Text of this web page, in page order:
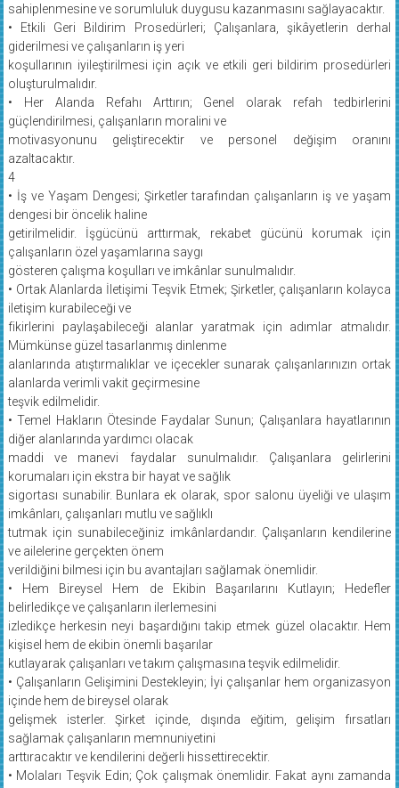
sahiplenmesine ve sorumluluk duygusu kazanmasını sağlayacaktır.
• Etkili Geri Bildirim Prosedürleri; Çalışanlara, şikâyetlerin derhal
giderilmesi ve çalışanların iş yeri
koşullarının iyileştirilmesi için açık ve etkili geri bildirim prosedürleri
oluşturulmalıdır.
• Her Alanda Refahı Arttırın; Genel olarak refah tedbirlerini
güçlendirilmesi, çalışanların moralini ve
motivasyonunu geliştirecektir ve personel değişim oranını
azaltacaktır.
4
• İş ve Yaşam Dengesi; Şirketler tarafından çalışanların iş ve yaşam
dengesi bir öncelik haline
getirilmelidir. İşgücünü arttırmak, rekabet gücünü korumak için
çalışanların özel yaşamlarına saygı
gösteren çalışma koşulları ve imkânlar sunulmalıdır.
• Ortak Alanlarda İletişimi Teşvik Etmek; Şirketler, çalışanların kolayca
iletişim kurabileceği ve
fikirlerini paylaşabileceği alanlar yaratmak için adımlar atmalıdır.
Mümkünse güzel tasarlanmış dinlenme
alanlarında atıştırmalıklar ve içecekler sunarak çalışanlarınızın ortak
alanlarda verimli vakit geçirmesine
teşvik edilmelidir.
• Temel Hakların Ötesinde Faydalar Sunun; Çalışanlara hayatlarının
diğer alanlarında yardımcı olacak
maddi ve manevi faydalar sunulmalıdır. Çalışanlara gelirlerini
korumaları için ekstra bir hayat ve sağlık
sigortası sunabilir. Bunlara ek olarak, spor salonu üyeliği ve ulaşım
imkânları, çalışanları mutlu ve sağlıklı
tutmak için sunabileceğiniz imkânlardandır. Çalışanların kendilerine
ve ailelerine gerçekten önem
verildiğini bilmesi için bu avantajları sağlamak önemlidir.
• Hem Bireysel Hem de Ekibin Başarılarını Kutlayın; Hedefler
belirledikçe ve çalışanların ilerlemesini
izledikçe herkesin neyi başardığını takip etmek güzel olacaktır. Hem
kişisel hem de ekibin önemli başarılar
kutlayarak çalışanları ve takım çalışmasına teşvik edilmelidir.
• Çalışanların Gelişimini Destekleyin; İyi çalışanlar hem organizasyon
içinde hem de bireysel olarak
gelişmek isterler. Şirket içinde, dışında eğitim, gelişim fırsatları
sağlamak çalışanların memnuniyetini
arttıracaktır ve kendilerini değerli hissettirecektir.
• Molaları Teşvik Edin; Çok çalışmak önemlidir. Fakat aynı zamanda